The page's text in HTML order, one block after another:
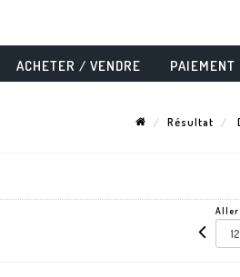
ACHETER / VENDRE PAIEMENT
Résultat
Aller